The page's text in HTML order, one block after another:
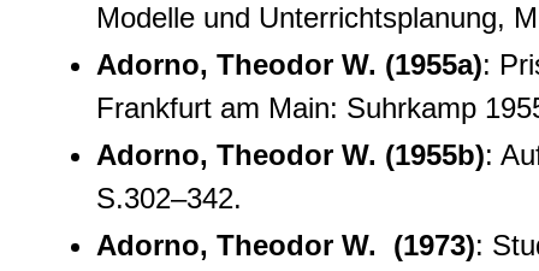
Modelle und Unterrichtsplanung,
Adorno, Theodor W. (1955a):
Frankfurt am Main: Suhrkamp
Adorno, Theodor W. (1955b):
S.302–342.
Adorno, Theodor W. (1973):